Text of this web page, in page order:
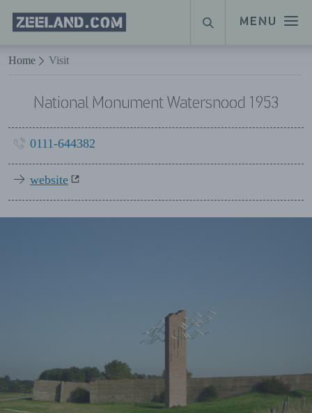
Naar hoofdinhoud
MENU
Homepage
Zeeland.com
ZOEKEN
Home Visit
National Monument Watersnood 1953
0111-644382
website